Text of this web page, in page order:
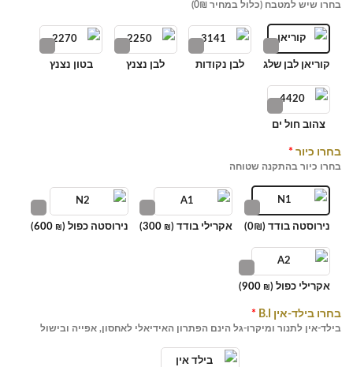
בחרו שיש למטבח (כלול במחיר 0₪)
קוריאן לבן שלג לבן נקודות לבן נצנץ בטון נצנץ
צהוב חול ים
בחרו כיור *
בחרו כיור בהתקנה שטוחה
נירוסטה בודד (0₪) אקרילי בודד ( 300 ₪
) נירוסטה כפול ( 600 ₪
)
אקרילי כפול ( 900 ₪
)
בחרו בילד-אין B.I *
בילד-אין לתנור ומיקרו-גל הינם הפתרון האידיאלי לאחסון, אפייה ובישול